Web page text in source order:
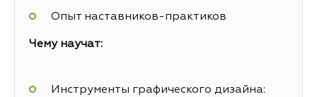
Опыт наставников-практиков
Чему научат:
Инструменты графического дизайна: